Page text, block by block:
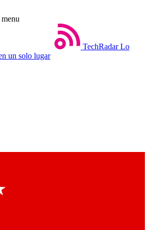
TechRadar Lo
un solo lugar